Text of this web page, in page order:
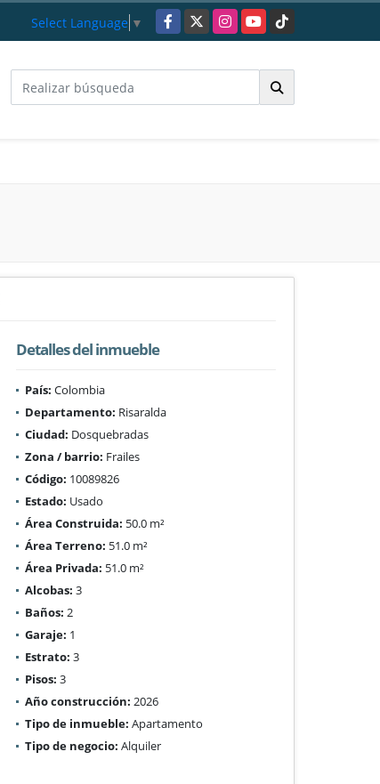
Select Language ▼ Facebook
X InstagramYouTubeTikTok
Detalles del inmueble
País: Colombia
Departamento: Risaralda
Ciudad: Dosquebradas
Zona / barrio: Frailes
Código: 10089826
Estado: Usado
Área Construida: 50.0 m²
Área Terreno: 51.0 m²
Área Privada: 51.0 m²
Alcobas: 3
Baños: 2
Garaje: 1
Estrato: 3
Pisos: 3
Año construcción: 2026
Tipo de inmueble: Apartamento
Tipo de negocio: Alquiler